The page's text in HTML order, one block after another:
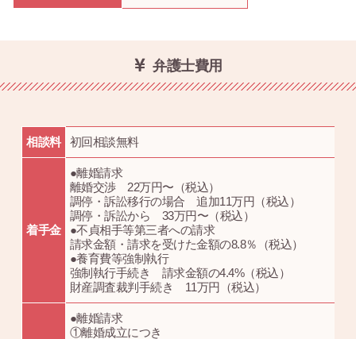
弁護士費用
相談料 初回相談無料
着手金
●離婚請求
離婚交渉 22万円〜（税込）
調停・訴訟移行の場合 追加11万円（税込）
調停・訴訟から 33万円〜（税込）
●不貞相手等第三者への請求
請求金額・請求を受けた金額の8.8％（税込）
●養育費等強制執行
強制執行手続き 請求金額の4.4%（税込）
財産調査裁判手続き 11万円（税込）
●離婚請求
①離婚成立につき